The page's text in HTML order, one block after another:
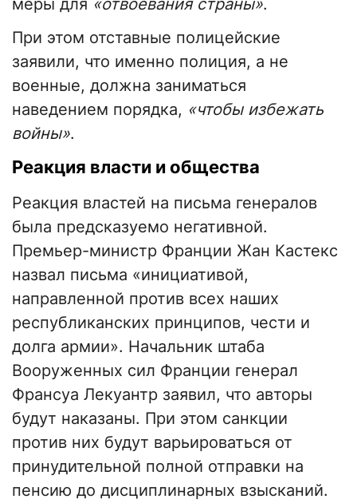
При этом отставные полицейские
заявили, что именно полиция, а не
военные, должна заниматься
наведением порядка, «чтобы избежать
войны».
Реакция власти и общества
Реакция властей на письма генералов
была предсказуемо негативной.
Премьер-министр Франции Жан Кастекс
назвал письма «инициативой,
направленной против всех наших
республиканских принципов, чести и
долга армии». Начальник штаба
Вооруженных сил Франции генерал
Франсуа Лекуантр заявил, что авторы
будут наказаны. При этом санкции
против них будут варьироваться от
принудительной полной отправки на
пенсию до дисциплинарных взысканий.